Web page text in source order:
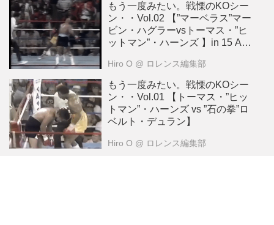
もう一度みたい。戦慄のKOシー
ン・・Vol.02 【”マーベラス”マー
ビン・ハグラーvsトーマス・”ヒ
ットマン”・ハーンズ 】in 15 April
Hiro O @ ロレンス編集部
もう一度みたい。戦慄のKOシー
ン・・Vol.01 【トーマス・”ヒッ
トマン”・ハーンズ vs ”石の拳”ロ
ベルト・デュラン】
Hiro O @ ロレンス編集部